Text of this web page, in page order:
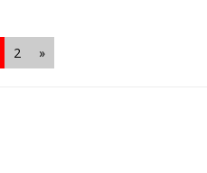
2 »